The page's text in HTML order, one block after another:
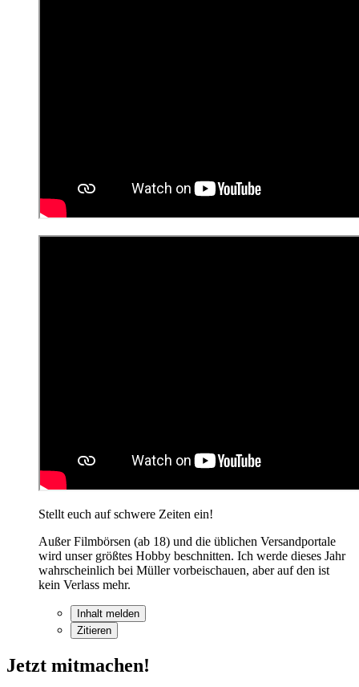
Stellt euch auf schwere Zeiten ein!
Außer Filmbörsen (ab 18) und die üblichen Versandportale
wird unser größtes Hobby beschnitten. Ich werde dieses Jahr
wahrscheinlich bei Müller vorbeischauen, aber auf den ist
kein Verlass mehr.
Inhalt melden
Zitieren
Jetzt mitmachen!